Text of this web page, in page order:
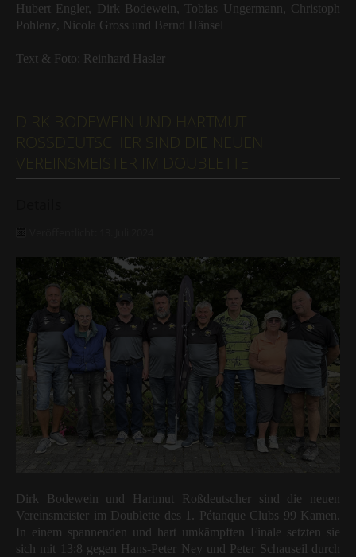
Hubert Engler, Dirk Bodewein, Tobias Ungermann, Christoph
Pohlenz, Nicola Gross und Bernd Hänsel
Text & Foto: Reinhard Hasler
Dirk Bodewein und Hartmut Roßdeutscher sind die neuen
Vereinsmeister im Doublette des 1. Pétanque Clubs 99 Kamen.
In einem spannenden und hart umkämpften Finale setzten sie
sich mit 13:8 gegen Hans-Peter Ney und Peter Schauseil durch